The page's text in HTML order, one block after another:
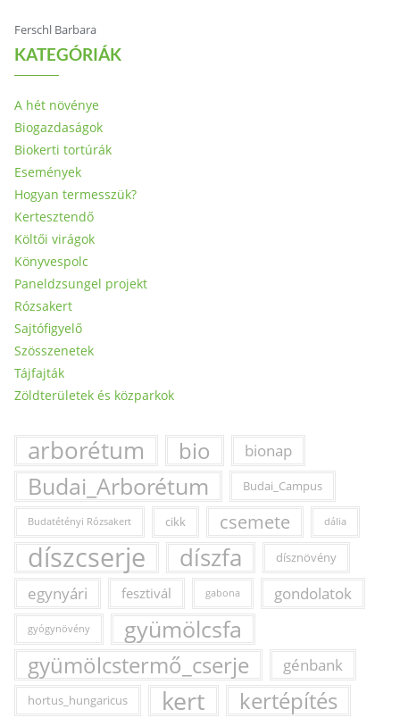
Ferschl Barbara
KATEGÓRIÁK
A hét növénye
Biogazdaságok
Biokerti tortúrák
Események
Hogyan termesszük?
Kertesztendő
Költői virágok
Könyvespolc
Paneldzsungel projekt
Rózsakert
Sajtófigyelő
Szösszenetek
Tájfajták
Zöldterületek és közparkok
arborétum bio bionap
Budai_Arborétum Budai_Campus
Budatétényi Rózsakert cikk csemete dália
díszcserje díszfa dísznövény
egynyári fesztivál gabona gondolatok
gyógynövény gyümölcsfa
gyümölcstermő_cserje génbank
hortus_hungaricus kert kertépítés